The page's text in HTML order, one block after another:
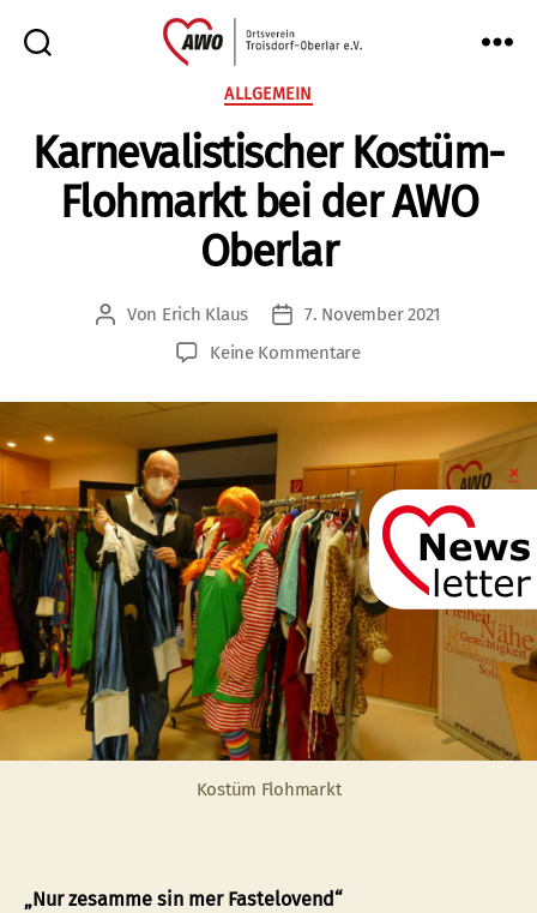
AWO
e.V.
Kategorien
ALLGEMEIN
Karnevalistischer Kostüm-
Flohmarkt bei der AWO
Oberlar
Beitragsautor
Von Erich Klaus Veröffentlichungsdatum
7. November 2021
Keine Kommentarezu
Kostüm-
Flohmarkt
bei
der
AWO
Oberlar
Kostüm Flohmarkt
„Nur zesamme sin mer Fastelovend“